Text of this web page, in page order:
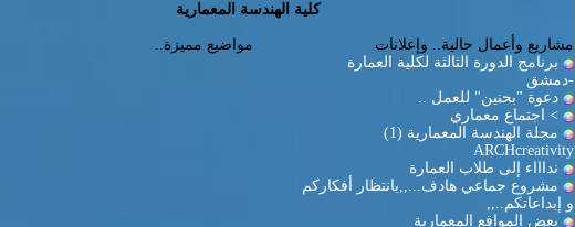
كلية الهندسة المعمارية
مشاريع وأعمال حالية.. وإعلانات
برنامج الدورة الثالثة لكلية العمارة
-دمشق
دعوة "بحنين" للعمل ..
> اجتماع معماري
مجلة الهندسة المعمارية (1)
ARCHcreativity
نداااء إلى طلاب العمارة
مشروع جماعي هادف...,,بانتظار أفكاركم
و إبداعاتكم..,,
بعض المواقع المعمارية
مواضيع مميزة..